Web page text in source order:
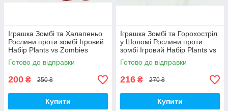
Іграшка Зомбі та Халапеньо
Рослини проти зомбі Ігровий
Набір Plants vs Zombies
(00226)
Готово до відправки
200 ₴ 250 ₴
Купити
Іграшка Зомбі та Горохостріл
у Шоломі Рослини проти
зомбі Ігровий Набір Plants vs
Zombies (00435)
Готово до відправки
216 ₴ 270 ₴
Купити